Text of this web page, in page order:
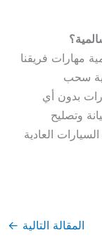
مهارات فريقنا
سحب
بدون أي
وتصليح
العادية
المقالة التالية ←